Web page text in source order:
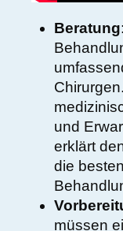
Beratung
und
erklärt
die besten
müssen